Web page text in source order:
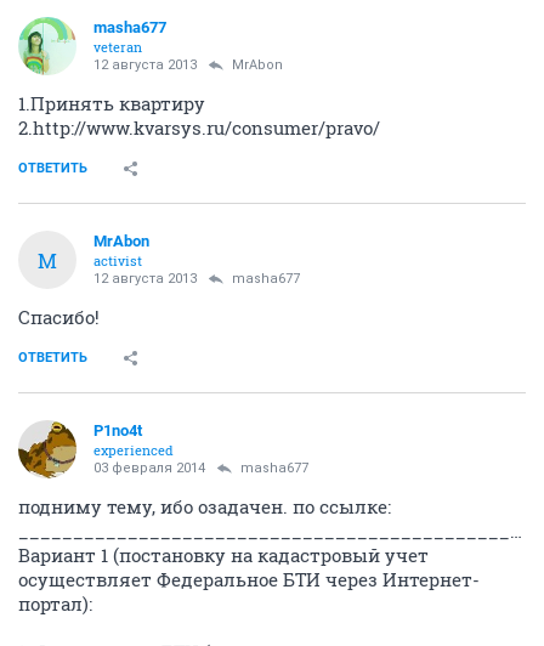
masha677
veteran
12 августа 2013 MrAbon
1.Принять квартиру
2.http://www.kvarsys.ru/consumer/pravo/
ОТВЕТИТЬ
M
MrAbon
activist
12 августа 2013 masha677
Спасибо!
ОТВЕТИТЬ
P1no4t
experienced
03 февраля 2014 masha677
подниму тему, ибо озадачен. по ссылке:
Вариант 1 (постановку на кадастровый учет
осуществляет Федеральное БТИ через Интернет-
портал):